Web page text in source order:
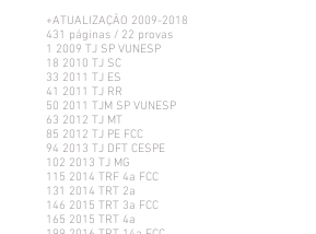
+ATUALIZAÇÃO 2009-2018
431 páginas / 22 provas
1 2009 TJ SP VUNESP
18 2010 TJ SC
33 2011 TJ ES
41 2011 TJ RR
50 2011 TJM SP VUNESP
63 2012 TJ MT
85 2012 TJ PE FCC
94 2013 TJ DFT CESPE
102 2013 TJ MG
115 2014 TRF 4a FCC
131 2014 TRT 2a
146 2015 TRT 3a FCC
165 2015 TRT 4a